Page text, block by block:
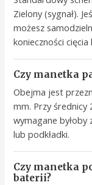
Zielony (sygnał).
możesz
konieczności cięcia
Czy manetka
Obejma jest
mm. Przy średnicy
wymagane
lub podkładki.
Czy manetka
baterii?